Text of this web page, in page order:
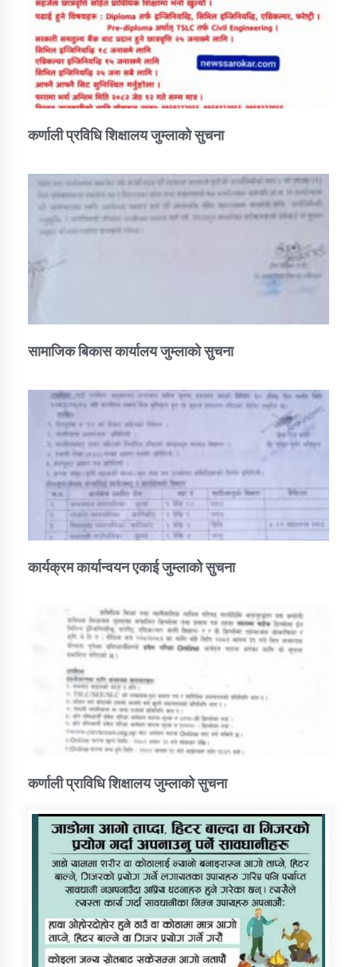
कर्णाली प्रविधि शिक्षालय जुम्लाको सुचना
सामाजिक बिकास कार्यालय जुम्लाकाे सुचना
कार्यक्रम कार्यान्वयन एकाई जुम्लाको सुचना
कर्णाली प्राविधि शिक्षालय जुम्लाको सुचना